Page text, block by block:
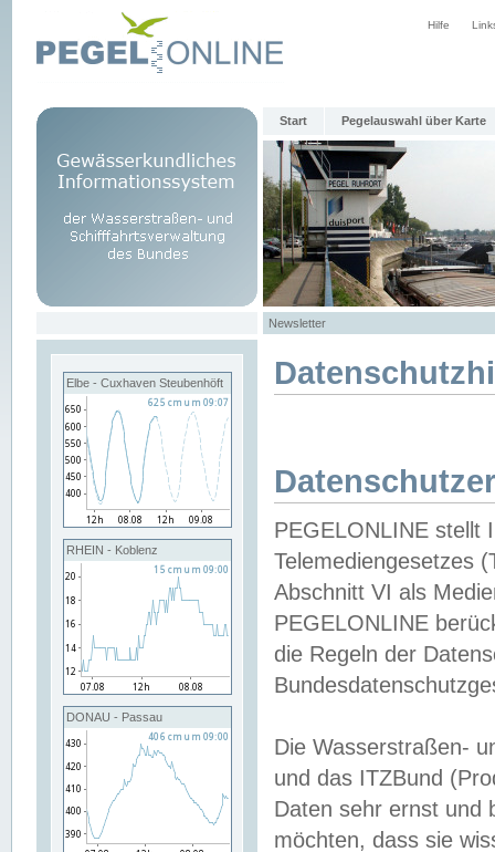
Hilfe
Start Pegelauswahl über Karte
Newsletter
Elbe - Cuxhaven Steubenhöft
RHEIN - Koblenz
DONAU - Passau
PEGELONLINE stellt
Telemediengesetzes
Abschnitt VI als
PEGELONLINE
die Regeln der
Die Wasserstraßen-
und das ITZBund
Daten sehr ernst und
möchten, dass sie